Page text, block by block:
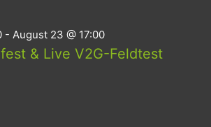
- August 23 @ 17:00
& Live V2G-Feldtest